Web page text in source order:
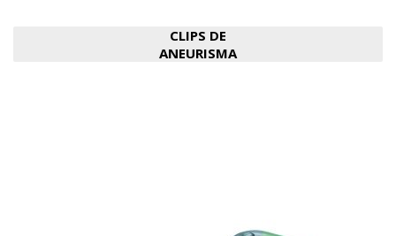
CLIPS DE
ANEURISMA